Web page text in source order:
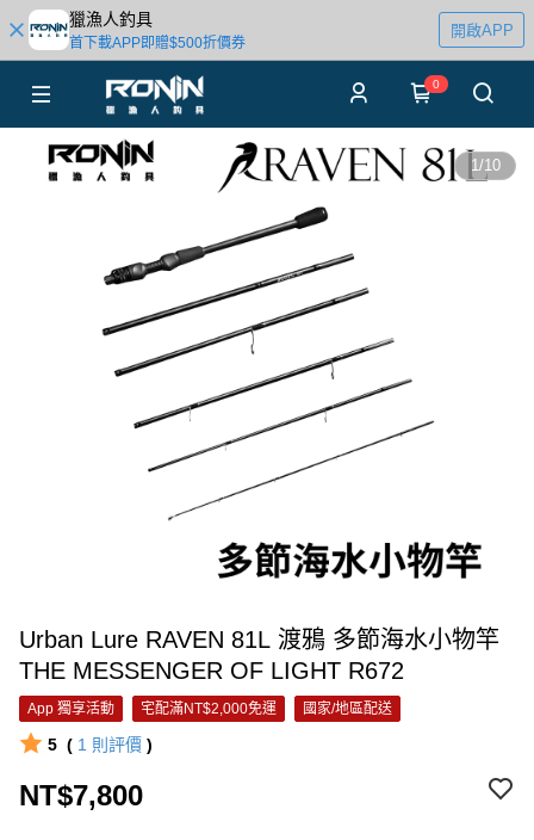
獵漁人釣具
首下載APP即贈$500折價券
開啟APP
0
1/10
Urban Lure RAVEN 81L 渡鴉 多節海水小物竿
THE MESSENGER OF LIGHT R672
App 獨享活動 宅配滿NT$2,000免運 國家/地區配送
5 ( 1 則評價 )
NT$7,800